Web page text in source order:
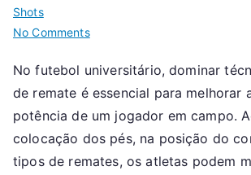
Shots
No Commentson
Soccer
Shots:
Técnicas
Avançadas,
Estratégia,
No futebol universitário, dominar
de remate é essencial para melhorar
potência de um jogador em campo.
colocação dos pés, na posição do
tipos de remates, os atletas podem